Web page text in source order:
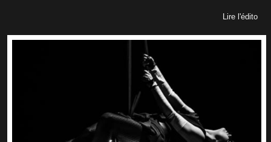
Lire l'édito